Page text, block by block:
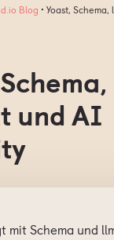
Blog • Yoast,
und AI
mit Schema und